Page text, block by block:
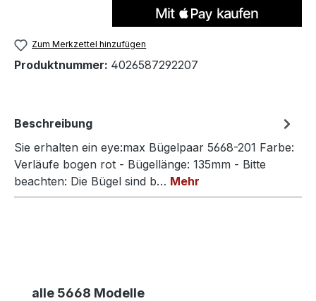
Zum Merkzettel hinzufügen
Produktnummer: 4026587292207
Beschreibung
Sie erhalten ein eye:max Bügelpaar 5668-201 Farbe:
Verläufe bogen rot - Bügellänge: 135mm - Bitte
beachten: Die Bügel sind b… Mehr
Produktgalerie überspringen
alle 5668 Modelle